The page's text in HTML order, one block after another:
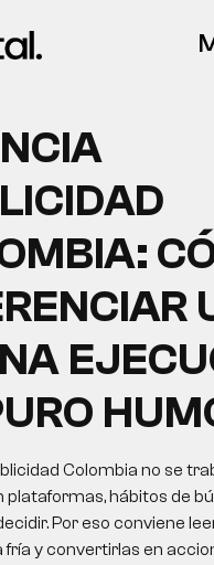
Colombia no se
plataformas, hábitos de
Por eso conviene
fría y convertirlas en